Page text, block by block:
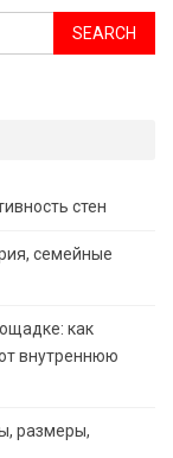
стен
семейные
как
внутреннюю
размеры,